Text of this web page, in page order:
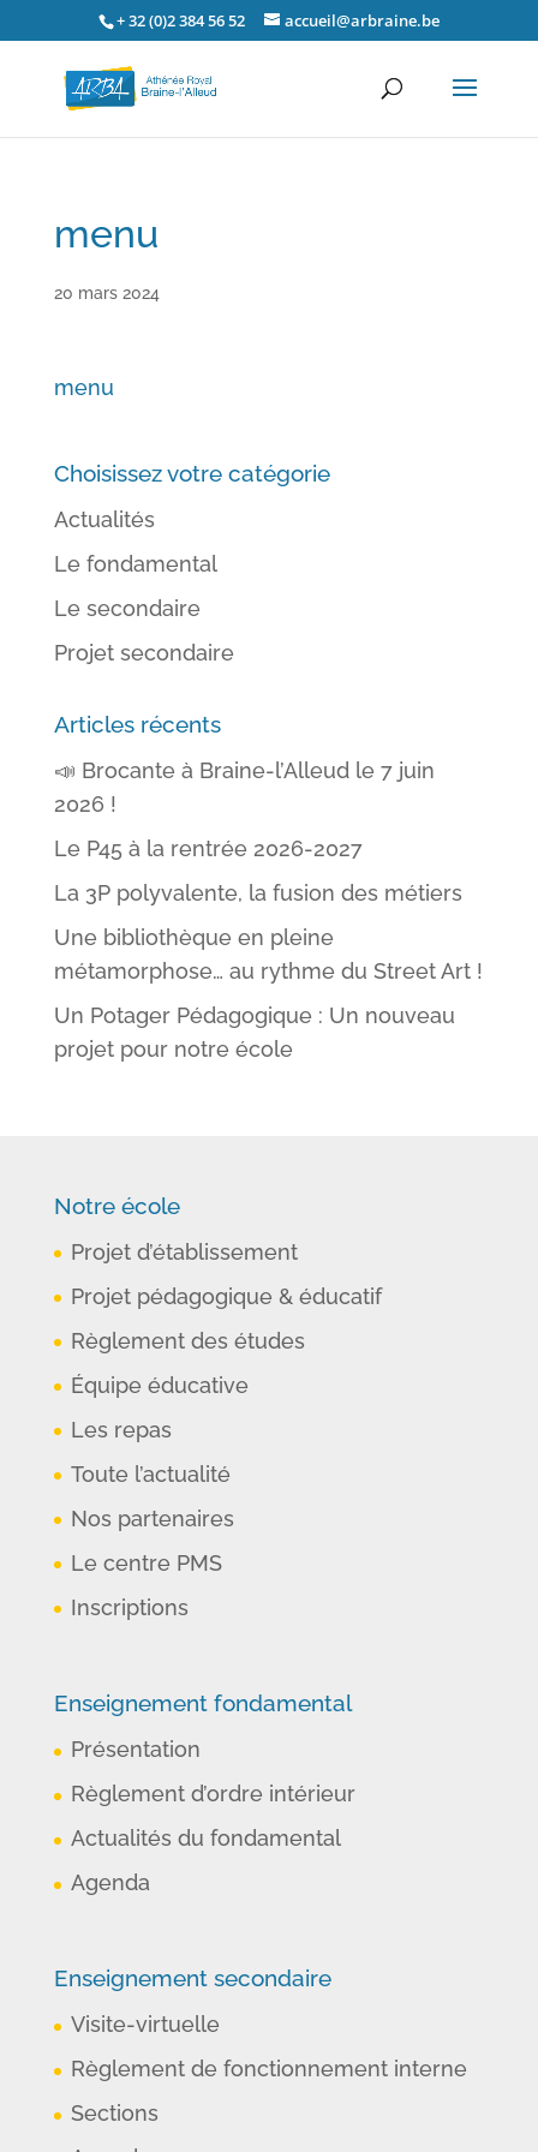
+ 32 (0)2 384 56 52 accueil@arbraine.be
menu
20 mars 2024
menu
Choisissez votre catégorie
Actualités
Le fondamental
Le secondaire
Projet secondaire
Articles récents
📣 Brocante à Braine-l’Alleud le 7 juin
2026 !
Le P45 à la rentrée 2026-2027
La 3P polyvalente, la fusion des métiers
Une bibliothèque en pleine
métamorphose… au rythme du Street Art !
Un Potager Pédagogique : Un nouveau
projet pour notre école
Notre école
Projet d’établissement
Projet pédagogique & éducatif
Règlement des études
Équipe éducative
Les repas
Toute l’actualité
Nos partenaires
Le centre PMS
Inscriptions
Enseignement fondamental
Présentation
Règlement d’ordre intérieur
Actualités du fondamental
Agenda
Enseignement secondaire
Visite-virtuelle
Règlement de fonctionnement interne
Sections